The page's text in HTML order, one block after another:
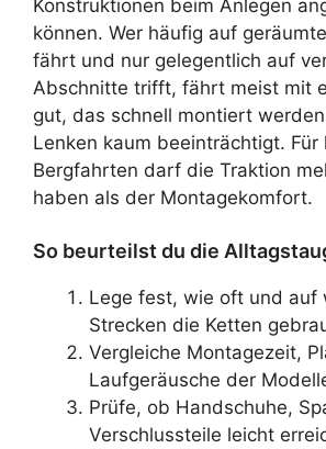
Konstruktionen beim Anlegen
können. Wer häufig auf
fährt und nur gelegentlich auf
Abschnitte trifft, fährt meist mit
gut, das schnell montiert
Lenken kaum beeinträchtigt. Für
Bergfahrten darf die Traktion
haben als der Montagekomfort.
So beurteilst du die
Lege fest, wie oft und auf
Strecken die Ketten
Vergleiche Montagezeit,
Laufgeräusche der
Prüfe, ob Handschuhe,
Verschlussteile leicht